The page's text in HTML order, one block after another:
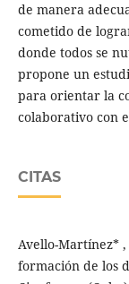
de manera
cometido de
donde todos se
propone un
para orientar la
colaborativo con
CITAS
Avello-Martínez* ,
formación de los